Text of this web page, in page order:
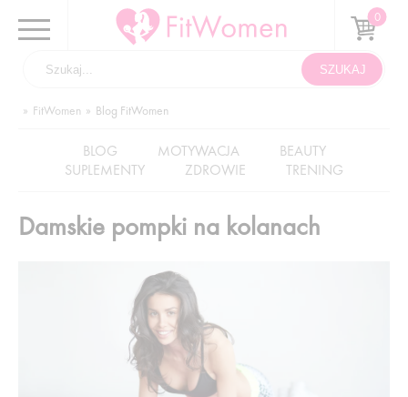
FitWomen Blog FitWomen
BLOG MOTYWACJA
BEAUTY
SUPLEMENTY
ZDROWIE TRENING
Damskie pompki na kolanach